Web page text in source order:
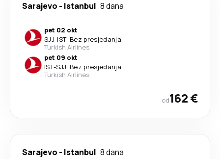
Sarajevo - Istanbul 8 dana
pet 02 okt
SJJ-IST· Bez presjedanja
Turkish Airlines
pet 09 okt
IST-SJJ· Bez presjedanja
Turkish Airlines
od162 €
Sarajevo - Istanbul 8 dana